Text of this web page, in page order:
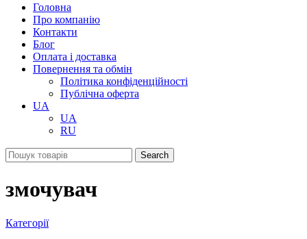
Головна
Про компанію
Контакти
Блог
Оплата і доставка
Повернення та обмін
Політика конфіденційності
Публічна оферта
UA
UA
RU
Search
змочувач
Категорії